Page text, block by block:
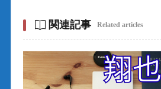
関連記事 Related articles